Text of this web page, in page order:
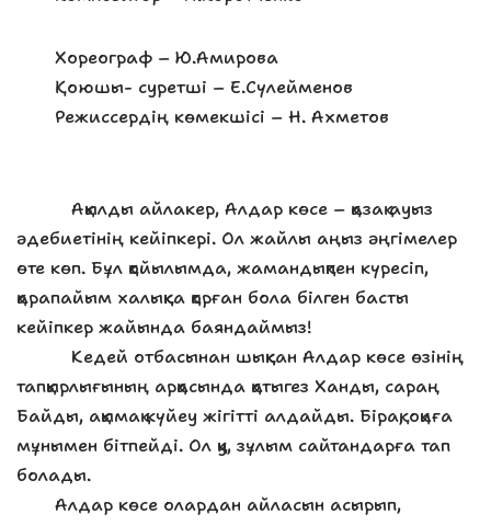
Хореограф – Ю.Амирова
Қоюшы- суретші – Е.Сүлейменов
Режиссердің көмекшісі – Н. Ахметов
Ақылды айлакер, Алдар көсе – қазақ ауыз
әдебиетінің кейіпкері. Ол жайлы аңыз әңгімелер
өте көп. Бұл қойылымда, жамандықпен күресіп,
қарапайым халыққа қорған бола білген басты
кейіпкер жайында баяндаймыз!
Кедей отбасынан шыққан Алдар көсе өзінің
тапқырлығының арқасында қатыгез Ханды, сараң
Байды, ақымақ күйеу жігітті алдайды. Бірақ, оқиға
мұнымен бітпейді. Ол қу, зұлым сайтандарға тап
болады.
Алдар көсе олардан айласын асырып,